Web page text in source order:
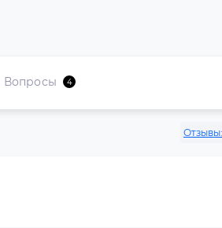
Вопросы 4
Отзывы: